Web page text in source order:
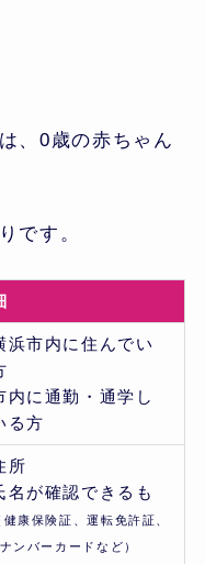
、0歳の赤ちゃん
です。
浜市内に住んでい
内に通勤・通学し
る方
所
名が確認できるも
健康保険証、運転免許証、
ンバーカードなど）